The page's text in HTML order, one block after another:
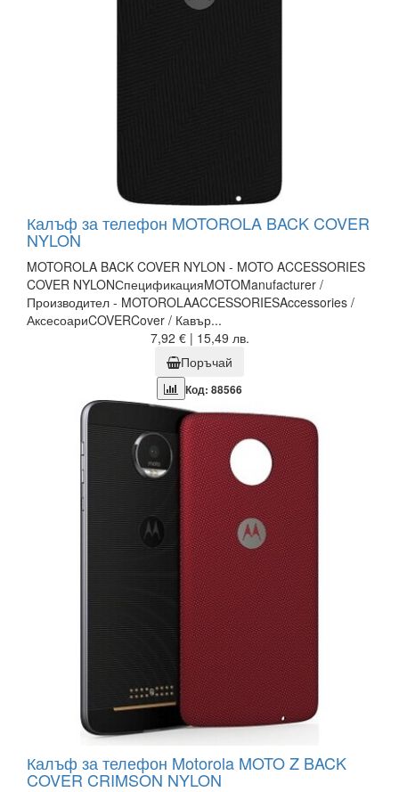
Калъф за телефон MOTOROLA BACK COVER
NYLON
MOTOROLA BACK COVER NYLON - MOTO ACCESSORIES
COVER NYLONСпецификацияMOTOManufacturer /
Производител - MOTOROLAACCESSORIESAccessories /
АксесоариCOVERCover / Кавър...
7,92 € | 15,49 лв.
Поръчай
Код: 88566
Калъф за телефон Motorola MOTO Z BACK
COVER CRIMSON NYLON